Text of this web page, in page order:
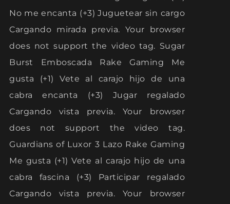
No me encanta (+3) Juguetear sin cargo
Cargando mirada previa. Your browser
does not support the video tag. Sugar
Burst Emboscada Rake Gaming Me
gusta (+1) Vete al carajo hijo de una
cabra encanta (+3) Jugar regalado
Cargando vista previa. Your browser
does not support the video tag.
Guardians of Luxor 3 Lazo Rake Gaming
Me gusta (+1) Vete al carajo hijo de una
cabra fascina (+3) Participar regalado
Cargando vista previa. Your browser